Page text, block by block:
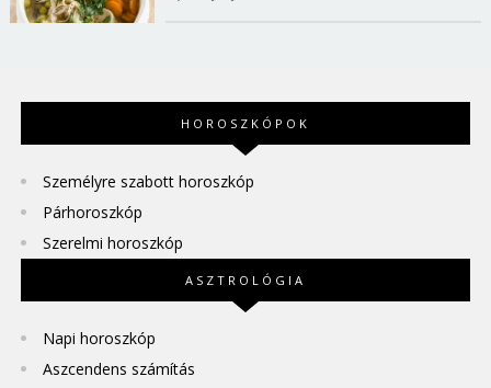
HOROSZKÓPOK
Személyre szabott horoszkóp
Párhoroszkóp
Szerelmi horoszkóp
ASZTROLÓGIA
Napi horoszkóp
Aszcendens számítás